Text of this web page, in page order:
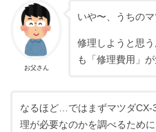
お父さん
いや〜、うちの
修理しようと思
も「修理費用」
なるほど…ではまずマツダCX-
理が必要なのかを調べるために